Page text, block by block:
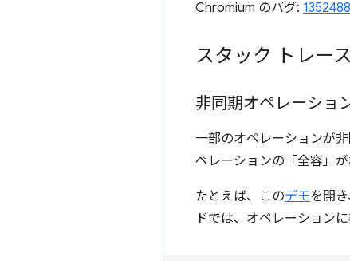
Chromium のバグ: 1352488
スタック トレー
非同期オペレーショ
一部のオペレーションが
ペレーションの「全容」
たとえば、このデモを開
ドでは、オペレーション